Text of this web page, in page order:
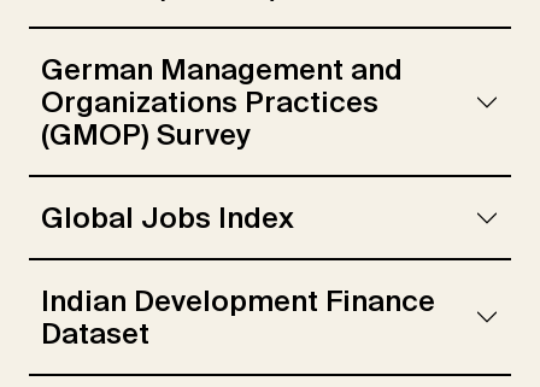
German Management and
Organizations Practices
(GMOP) Survey
Global Jobs Index
Indian Development Finance
Dataset